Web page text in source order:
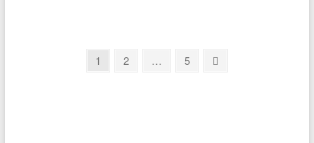
Seitennummerierung
Page
1 Page
2 … Page
5
Next